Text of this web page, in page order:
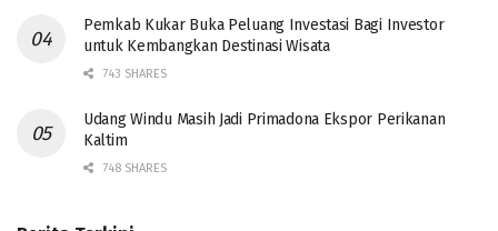
Pemkab Kukar Buka Peluang Investasi Bagi Investor
untuk Kembangkan Destinasi Wisata
743 SHARES
Udang Windu Masih Jadi Primadona Ekspor Perikanan
Kaltim
748 SHARES